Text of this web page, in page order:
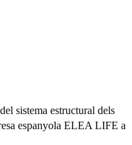
sistema estructural dels
espanyola ELEA LIFE a